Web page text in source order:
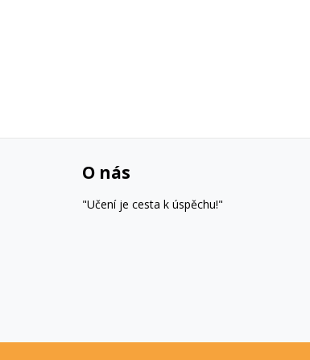
O nás
"Učení je cesta k úspěchu!"